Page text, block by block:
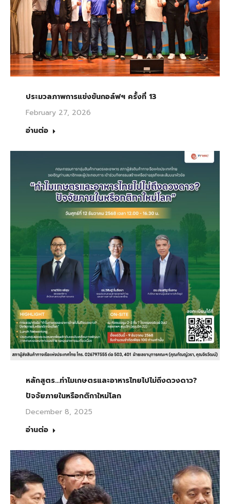
ประมวลภาพการแข่งขันกอล์ฟฯ ครั้งที่ 13
February 27, 2026
อ่านต่อ
หลักสูตร…ทำไมเกษตรและอาหารไทยไปไม่ถึงดวงดาว?
ปัจจัยภายในหรือกติกาใหม่โลก
December 8, 2025
อ่านต่อ